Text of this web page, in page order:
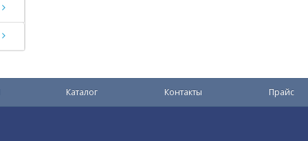
Каталог Контакты Прайс